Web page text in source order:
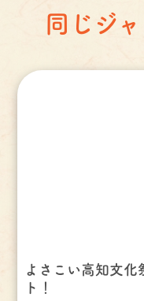
同じジ
よさこい高知文
ト！